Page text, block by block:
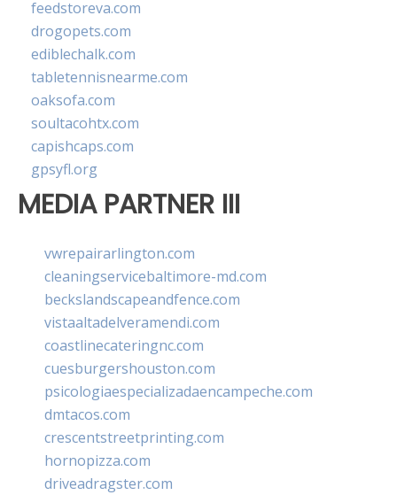
feedstoreva.com
drogopets.com
ediblechalk.com
tabletennisnearme.com
oaksofa.com
soultacohtx.com
capishcaps.com
gpsyfl.org
MEDIA PARTNER III
vwrepairarlington.com
cleaningservicebaltimore-md.com
beckslandscapeandfence.com
vistaaltadelveramendi.com
coastlinecateringnc.com
cuesburgershouston.com
psicologiaespecializadaencampeche.com
dmtacos.com
crescentstreetprinting.com
hornopizza.com
driveadragster.com